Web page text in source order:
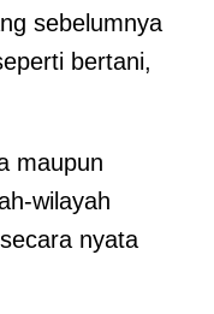
sebelumnya
bertani,
maupun
wilayah
nyata